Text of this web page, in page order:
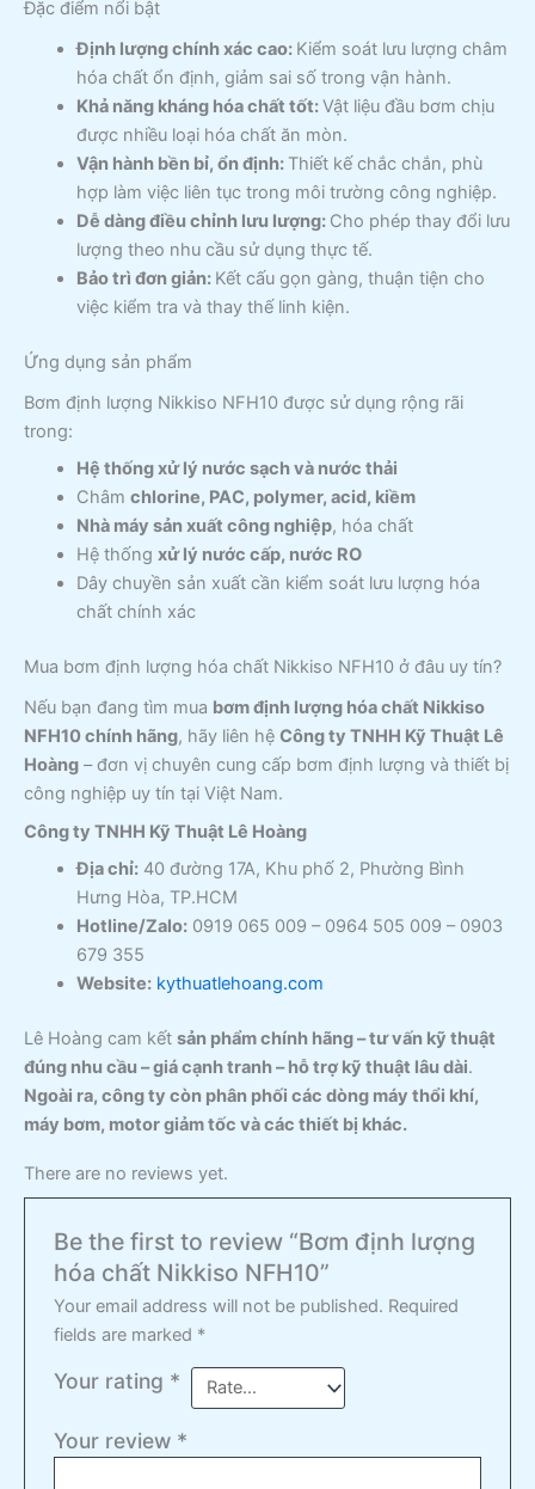
Đặc điểm nổi bật
Định lượng chính xác cao: Kiểm soát lưu lượng châm
hóa chất ổn định, giảm sai số trong vận hành.
Khả năng kháng hóa chất tốt:Vật liệu đầu bơm chịu
được nhiều loại hóa chất ăn mòn.
Vận hành bền bỉ, ổn định: Thiết kế chắc chắn, phù
hợp làm việc liên tục trong môi trường công nghiệp.
Dễ dàng điều chỉnh lưu lượng: Cho phép thay đổi lưu
lượng theo nhu cầu sử dụng thực tế.
Bảo trì đơn giản: Kết cấu gọn gàng, thuận tiện cho
việc kiểm tra và thay thế linh kiện.
Ứng dụng sản phẩm
Bơm định lượng Nikkiso NFH10 được sử dụng rộng rãi
trong:
Hệ thống xử lý nước sạch và nước thải
Châm chlorine, PAC, polymer, acid, kiềm
Nhà máy sản xuất công nghiệp, hóa chất
Hệ thống xử lý nước cấp, nước RO
Dây chuyền sản xuất cần kiểm soát lưu lượng hóa
chất chính xác
Mua bơm định lượng hóa chất Nikkiso NFH10 ở đâu uy tín?
Nếu bạn đang tìm mua bơm định lượng hóa chất Nikkiso
NFH10 chính hãng, hãy liên hệ Công ty TNHH Kỹ Thuật Lê
Hoàng – đơn vị chuyên cung cấp bơm định lượng và thiết bị
công nghiệp uy tín tại Việt Nam.
Công ty TNHH Kỹ Thuật Lê Hoàng
Địa chỉ:40 đường 17A, Khu phố 2, Phường Bình
Hưng Hòa, TP.HCM
Hotline/Zalo:0919 065 009 – 0964 505 009 – 0903
679 355
Website: kythuatlehoang.com
Lê Hoàng cam kết sản phẩm chính hãng – tư vấn kỹ thuật
đúng nhu cầu – giá cạnh tranh – hỗ trợ kỹ thuật lâu dài.
Ngoài ra, công ty còn phân phối các dòng máy thổi khí,
máy bơm, motor giảm tốc và các thiết bị khác.
There are no reviews yet.
Be the first to review “Bơm định lượng
hóa chất Nikkiso NFH10”
Your email address will not be published. Required
fields are marked *
Your rating *
Your review *